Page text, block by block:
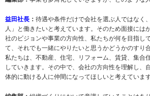
益田社長 ： 待遇や条件だけで会社を選ぶ人ではなく
人」と働きたいと考えています。そのため面接には
社のビジョンや事業の方向性、私たちが何を目指し
て、それでも一緒にやりたいと思うかどうかのすり
私たちは、不動産、住宅、リフォーム、賃貸、集合
していきます。その中で、会社の方向性を理解し、
体的に動ける人に仲間になってほしいと考えています